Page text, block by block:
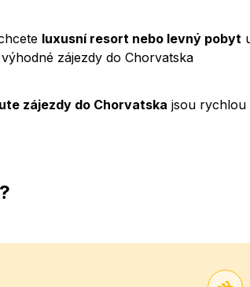
luxusní resort nebo levný pobyt
zájezdy do Chorvatska
zájezdy do Chorvatska jsou rychlou